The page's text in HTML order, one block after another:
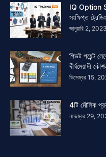
IQ Option
সংক্ষিপ্ত
জানুয়ারি 2, 2023
পিভট পয়েন্ট
দীর্ঘমেয়াদী
ডিসেম্বর 15,
4টি মৌলিক
নভেম্বর 29,